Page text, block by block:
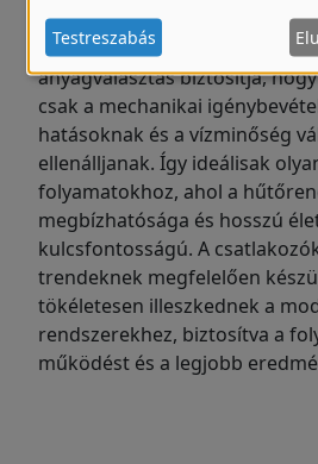
karbantartásuk egyszerűsége
hatékony üzemeltetéshez.
anyagválasztás biztosítja,
csak a mechanikai
hatásoknak és a vízminőség
ellenálljanak. Így ideálisak
folyamatokhoz, ahol a
megbízhatósága és hosszú
kulcsfontosságú. A
trendeknek megfelelően
tökéletesen illeszkednek a
rendszerekhez, biztosítva a
működést és a legjobb
adatok
és
sütik
használata
Testreszabás